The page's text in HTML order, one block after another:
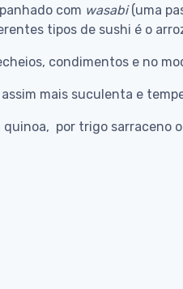
com wasabi(uma
tipos de sushi é o
condimentos e no
mais suculenta e
por trigo sarraceno